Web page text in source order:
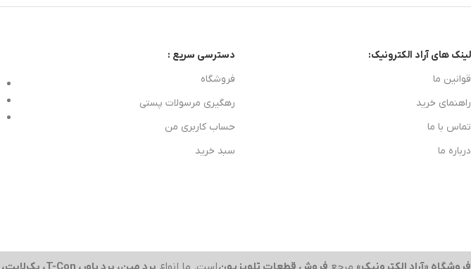
لینک های آراد الکترونیک:
قوانین ما
راهنمای خرید
تماس با ما
درباره ما
دسترسی سریع :
فروشگاه
رهگیری مرسولات پستی
حساب کاربری من
سبد خرید